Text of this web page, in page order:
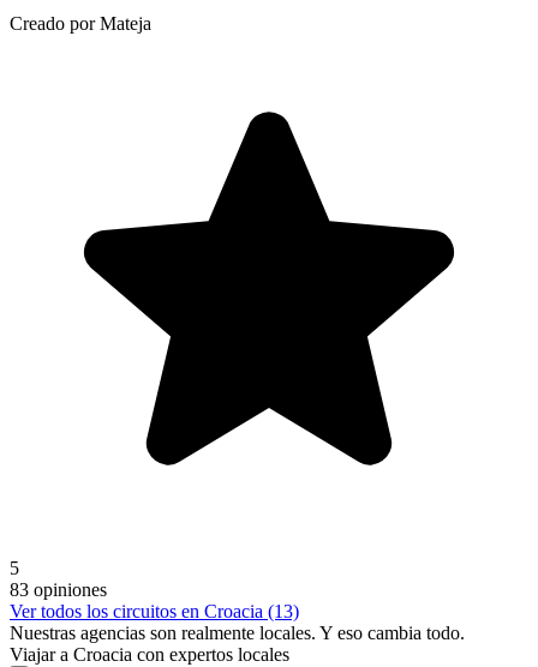
Creado por Mateja
5
83 opiniones
Ver todos los circuitos en Croacia (13)
Nuestras agencias son realmente locales. Y eso cambia todo.
Viajar a Croacia con expertos locales